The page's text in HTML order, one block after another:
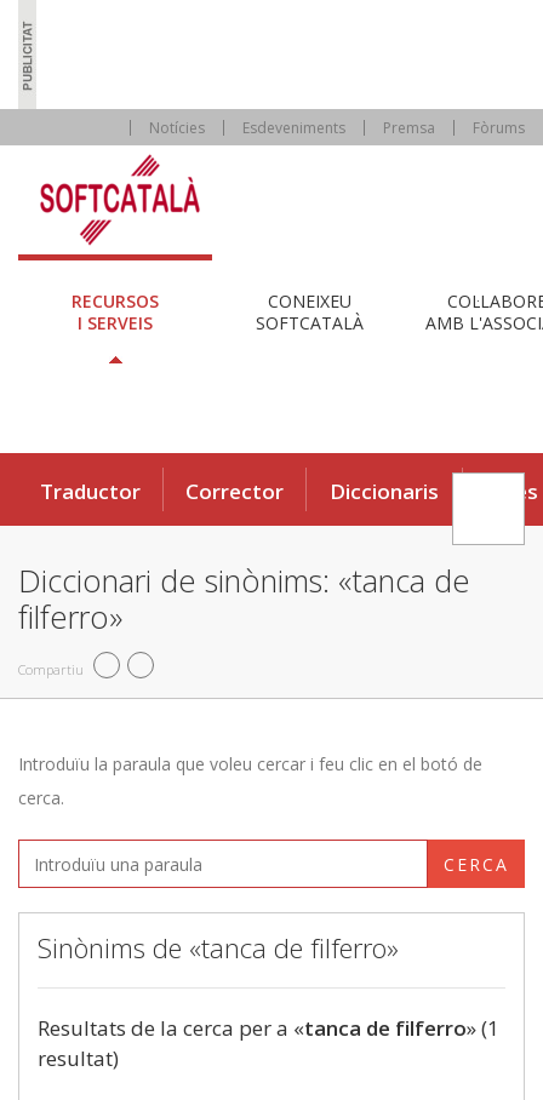
Notícies Esdeveniments Premsa Fòrums
RECURSOS
I SERVEIS
CONEIXEU
SOFTCATALÀ
AMB
Traductor Corrector Diccionaris Eines
Diccionari de sinònims: «tanca de
filferro»
Compartiu
Introduïu la paraula que voleu cercar i feu clic en el botó de
cerca.
CERCA
Sinònims de «tanca de filferro»
Resultats de la cerca per a «tanca de filferro» (1
resultat)